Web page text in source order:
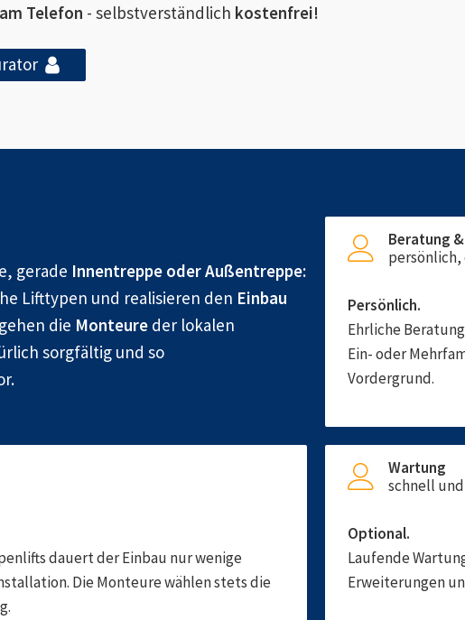
Telefon - selbstverständlich kostenfrei!
gerade Innentreppe oder Außentreppe:
Lifttypen und realisieren den Einbau
die Monteure der lokalen
sorgfältig und so
Beratung
Persönlich.
Ehrliche
Ein- oder
Vordergrund.
dauert der Einbau nur wenige
Die Monteure wählen stets die
Wartung
schnell
Optional.
Laufende
Erweiterungen